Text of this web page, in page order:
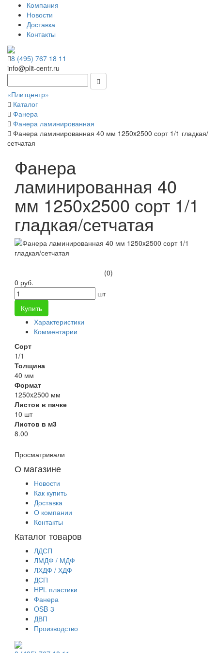
Компания
Новости
Доставка
Контакты
8 (495) 767 18 11
info@plit-centr.ru
«Плитцентр»
Каталог
Фанера
Фанера ламинированная
Фанера ламинированная 40 мм 1250x2500 сорт 1/1 гладкая/
сетчатая
Фанера
ламинированная 40
мм 1250x2500 сорт 1/1
гладкая/сетчатая
(0)
0 руб.
шт
Купить
Характеристики
Комментарии
Сорт
1/1
Толщина
40 мм
Формат
1250x2500 мм
Листов в пачке
10 шт
Листов в м3
8.00
Просматривали
О магазине
Новости
Как купить
Доставка
О компании
Контакты
Каталог товаров
ЛДСП
ЛМДФ / МДФ
ЛХДФ / ХДФ
ДСП
HPL пластики
Фанера
OSB-3
ДВП
Производство